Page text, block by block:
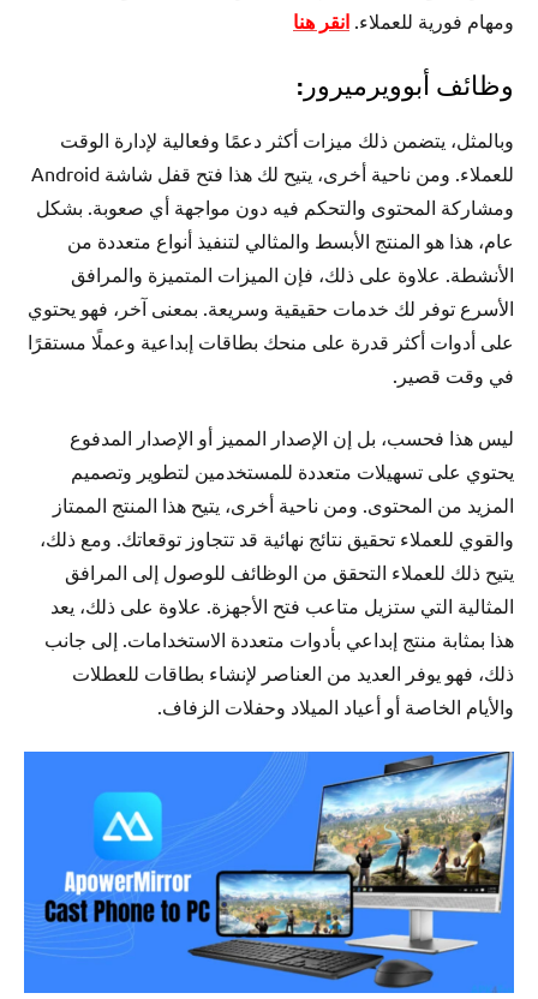
ومهام فورية للعملاء. انقر هنا
وظائف أبوويرميرور:
وبالمثل، يتضمن ذلك ميزات أكثر دعمًا وفعالية لإدارة الوقت
للعملاء. ومن ناحية أخرى، يتيح لك هذا فتح قفل شاشة Android
ومشاركة المحتوى والتحكم فيه دون مواجهة أي صعوبة. بشكل
عام، هذا هو المنتج الأبسط والمثالي لتنفيذ أنواع متعددة من
الأنشطة. علاوة على ذلك، فإن الميزات المتميزة والمرافق
الأسرع توفر لك خدمات حقيقية وسريعة. بمعنى آخر، فهو يحتوي
على أدوات أكثر قدرة على منحك بطاقات إبداعية وعملًا مستقرًا
في وقت قصير.
ليس هذا فحسب، بل إن الإصدار المميز أو الإصدار المدفوع
يحتوي على تسهيلات متعددة للمستخدمين لتطوير وتصميم
المزيد من المحتوى. ومن ناحية أخرى، يتيح هذا المنتج الممتاز
والقوي للعملاء تحقيق نتائج نهائية قد تتجاوز توقعاتك. ومع ذلك،
يتيح ذلك للعملاء التحقق من الوظائف للوصول إلى المرافق
المثالية التي ستزيل متاعب فتح الأجهزة. علاوة على ذلك، يعد
هذا بمثابة منتج إبداعي بأدوات متعددة الاستخدامات. إلى جانب
ذلك، فهو يوفر العديد من العناصر لإنشاء بطاقات للعطلات
والأيام الخاصة أو أعياد الميلاد وحفلات الزفاف.